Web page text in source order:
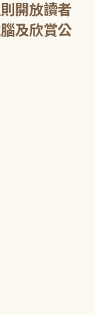
開放讀者
及欣賞公